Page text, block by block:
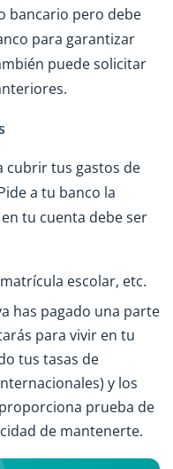
bancario pero debe
para garantizar
puede solicitar
cubrir tus gastos de
a tu banco la
tu cuenta debe ser
escolar, etc.
has pagado una parte
para vivir en tu
tus tasas de
y los
prueba de
de mantenerte.